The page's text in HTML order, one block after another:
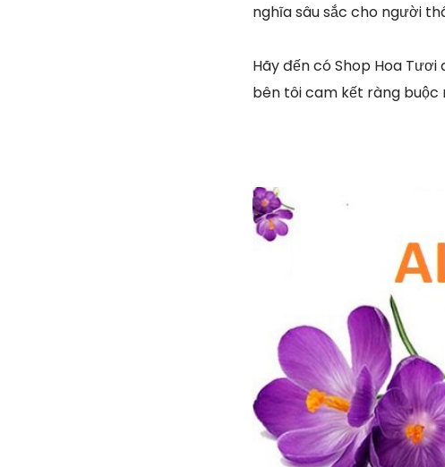
nghĩa sâu sắc cho người
Hãy đến có Shop Hoa
bên tôi cam kết ràng buộc